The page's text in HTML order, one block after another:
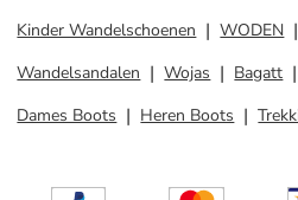
Kinder Wandelschoenen
WODEN
Wandelsandalen
Wojas Bagatt
Dames Boots
Heren Boots